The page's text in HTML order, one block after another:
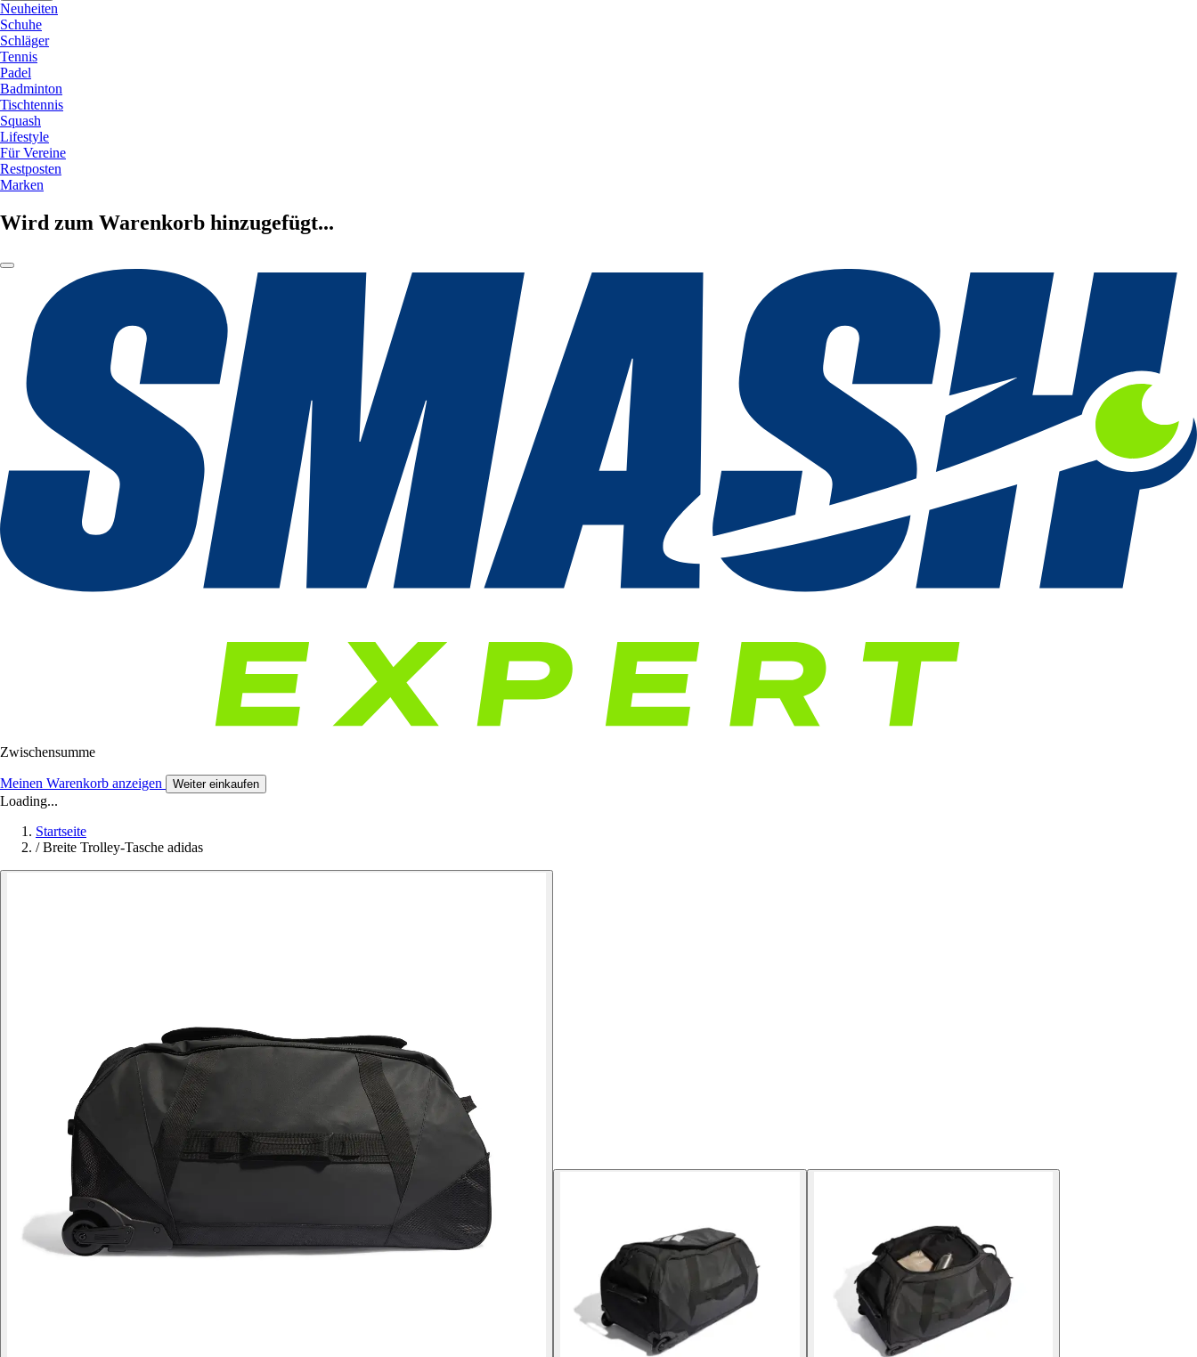
Neuheiten
Schuhe
Schläger
Tennis
Padel
Badminton
Tischtennis
Squash
Lifestyle
Für Vereine
Restposten
Marken
Wird zum Warenkorb hinzugefügt...
Zwischensumme
Meinen Warenkorb anzeigen Weiter einkaufen
Loading...
Startseite
/ Breite Trolley-Tasche adidas